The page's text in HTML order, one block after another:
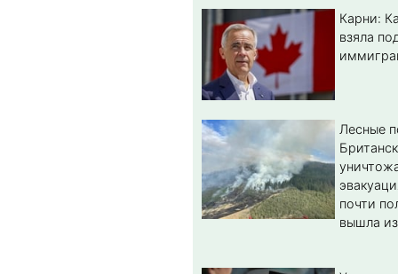
Карни:
взяла
Лесные
почти
вышла